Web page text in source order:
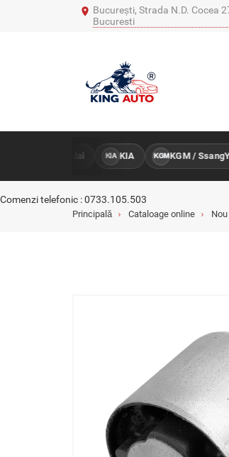
București, Strada N.D. Cocea
Bucuresti
KIA KIA KGMKGM /
Comenzi telefonic : 0733.105.503
Principală Cataloage online